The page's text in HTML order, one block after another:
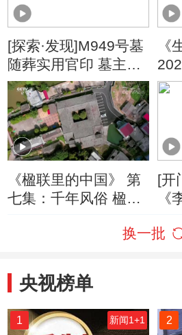
[探索·发现]M949号墓
随葬实用官印 墓主人
身份成谜
《
《楹联里的中国》 第
七集：千年风俗 楹联
[开
《
换一批
央视榜单
1 新闻1+1 2